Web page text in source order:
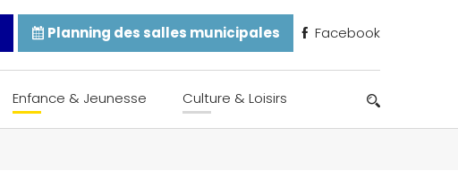
Planning des salles municipales Facebook
Enfance & Jeunesse Culture & Loisirs